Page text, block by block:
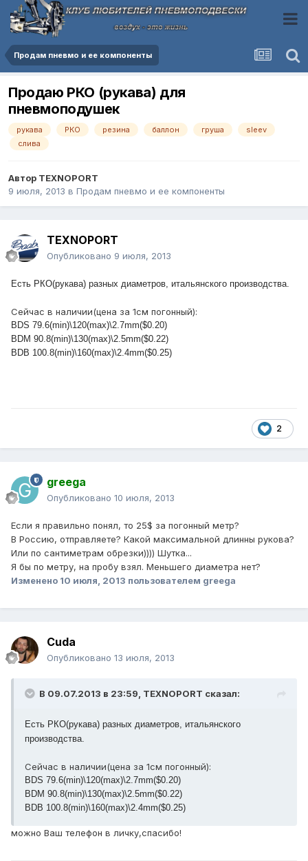
Продам пневмо и ее компоненты
Продаю РКО (рукава) для
пневмоподушек
рукава РКО резина баллон груша
sleev
слива
Автор TEXNOPORT
9 июля, 2013 в Продам пневмо и ее компоненты
TEXNOPORT
Опубликовано 9 июля, 2013
Есть РКО(рукава) разных диаметров, итальянского производства.
Сейчас в наличии(цена за 1см погонный):
BDS 79.6(min)\120(max)\2.7mm($0.20)
BDM 90.8(min)\130(max)\2.5mm($0.22)
BDB 100.8(min)\160(max)\2.4mm($0.25)
2
greega
Опубликовано 10 июля, 2013
Если я правильно понял, то 25$ за погонный метр?
В Россию, отправляете? Какой максимальной длинны рукова?
Или по сантиметрам обрезки)))) Шутка...
Я бы по метру, на пробу взял. Меньшего диаметра нет?
Изменено 10 июля, 2013 пользователем greega
Cuda
Опубликовано 13 июля, 2013
В 09.07.2013 в 23:59, TEXNOPORT сказал:
Есть РКО(рукава) разных диаметров, итальянского
производства.
Сейчас в наличии(цена за 1см погонный):
BDS 79.6(min)\120(max)\2.7mm($0.20)
BDM 90.8(min)\130(max)\2.5mm($0.22)
BDB 100.8(min)\160(max)\2.4mm($0.25)
можно Ваш телефон в личку,спасибо!